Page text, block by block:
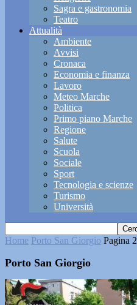
Sagra e gastronomia
Teatro
Attualità
Ambiente
Avvisi
Cronaca
Economia e finanza
Lavoro
Meteo Marche
Politica
Primo piano Marche
Regione
Salute
Scuola
Sociale
Sport
Tecnologia e scienze
Turismo
Università
Home Porto San Giorgio Pagina 2
Porto San Giorgio